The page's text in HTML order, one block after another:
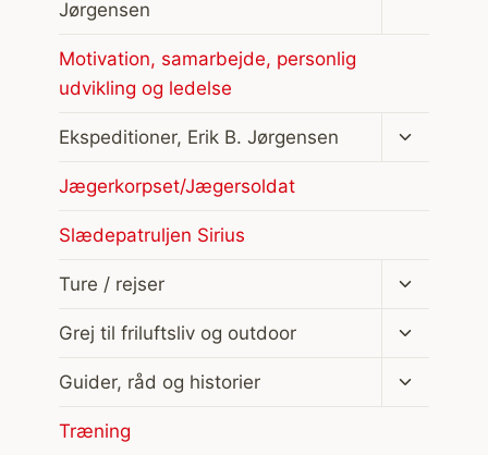
Jørgensen
Motivation, samarbejde, personlig
udvikling og ledelse
Ekspeditioner, Erik B. Jørgensen
Skift
Jægerkorpset/Jægersoldat
Slædepatruljen Sirius
Ture / rejser
Skift
Grej til friluftsliv og outdoor
Skift
Guider, råd og historier
Skift
Træning